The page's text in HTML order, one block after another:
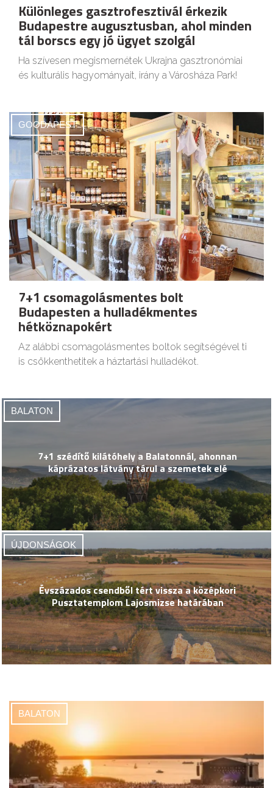
Különleges gasztrofesztivál érkezik
Budapestre augusztusban, ahol minden
tál borscs egy jó ügyet szolgál
Ha szívesen megismernétek Ukrajna gasztronómiai
és kulturális hagyományait, irány a Városháza Park!
GOODAPEST
7+1 csomagolásmentes bolt
Budapesten a hulladékmentes
hétköznapokért
Az alábbi csomagolásmentes boltok segítségével ti
is csökkenthetitek a háztartási hulladékot.
BALATON
7+1 szédítő kilátóhely a Balatonnál, ahonnan
káprázatos látvány tárul a szemetek elé
ÚJDONSÁGOK
Évszázados csendből tért vissza a középkori
Pusztatemplom Lajosmizse határában
BALATON